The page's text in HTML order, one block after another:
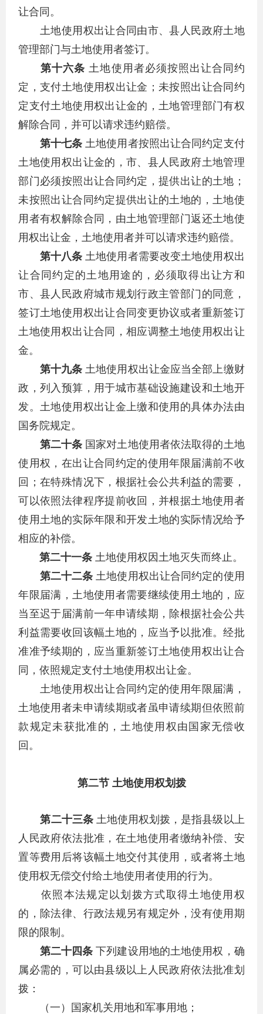
让合同。
土地使用权出让合同由市、县人民政府土地
管理部门与土地使用者签订。
第十六条土地使用者必须按照出让合同约
定，支付土地使用权出让金；未按照出让合同约
定支付土地使用权出让金的，土地管理部门有权
解除合同，并可以请求违约赔偿。
第十七条 土地使用者按照出让合同约定支付
土地使用权出让金的，市、县人民政府土地管理
部门必须按照出让合同约定，提供出让的土地；
未按照出让合同约定提供出让的土地的，土地使
用者有权解除合同，由土地管理部门返还土地使
用权出让金，土地使用者并可以请求违约赔偿。
第十八条 土地使用者需要改变土地使用权出
让合同约定的土地用途的，必须取得出让方和
市、县人民政府城市规划行政主管部门的同意，
签订土地使用权出让合同变更协议或者重新签订
土地使用权出让合同，相应调整土地使用权出让
金。
第十九条 土地使用权出让金应当全部上缴财
政，列入预算，用于城市基础设施建设和土地开
发。土地使用权出让金上缴和使用的具体办法由
国务院规定。
第二十条 国家对土地使用者依法取得的土地
使用权，在出让合同约定的使用年限届满前不收
回；在特殊情况下，根据社会公共利益的需要，
可以依照法律程序提前收回，并根据土地使用者
使用土地的实际年限和开发土地的实际情况给予
相应的补偿。
第二十一条 土地使用权因土地灭失而终止。
第二十二条 土地使用权出让合同约定的使用
年限届满，土地使用者需要继续使用土地的，应
当至迟于届满前一年申请续期，除根据社会公共
利益需要收回该幅土地的，应当予以批准。经批
准准予续期的，应当重新签订土地使用权出让合
同，依照规定支付土地使用权出让金。
土地使用权出让合同约定的使用年限届满，
土地使用者未申请续期或者虽申请续期但依照前
款规定未获批准的，土地使用权由国家无偿收
回。
第二节 土地使用权划拨
第二十三条土地使用权划拨，是指县级以上
人民政府依法批准，在土地使用者缴纳补偿、安
置等费用后将该幅土地交付其使用，或者将土地
使用权无偿交付给土地使用者使用的行为。
依照本法规定以划拨方式取得土地使用权
的，除法律、行政法规另有规定外，没有使用期
限的限制。
第二十四条 下列建设用地的土地使用权，确
属必需的，可以由县级以上人民政府依法批准划
拨：
（一）国家机关用地和军事用地；